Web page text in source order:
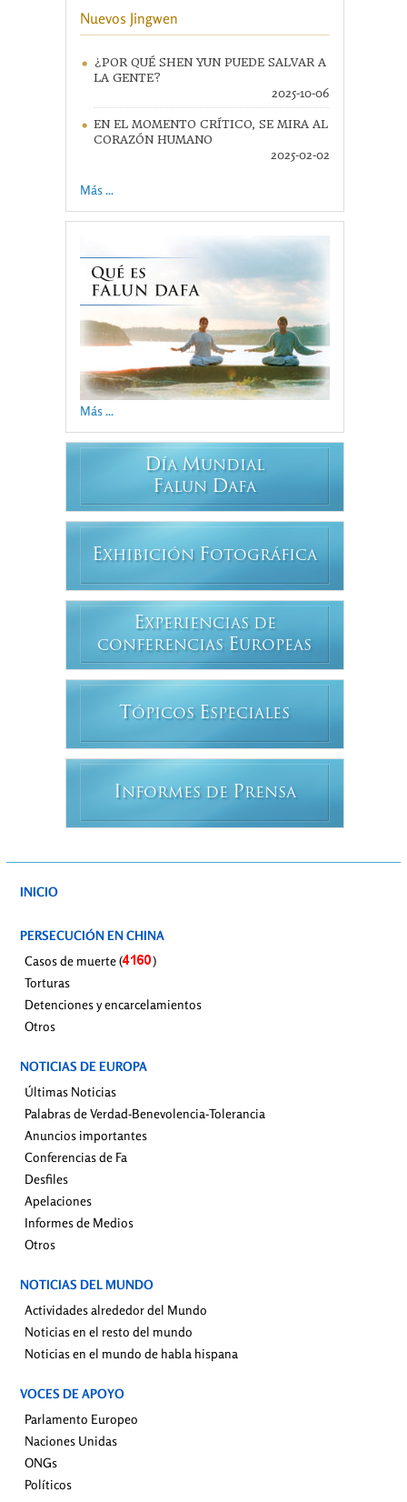
Nuevos Jingwen
¿POR QUÉ SHEN YUN PUEDE SALVAR A
LA GENTE?
2025-10-06
EN EL MOMENTO CRÍTICO, SE MIRA AL
CORAZÓN HUMANO
2025-02-02
Más ...
Más ...
DÍA MUNDIAL
FALUN DAFA
EXHIBICIÓN FOTOGRÁFICA
EXPERIENCIAS DE
CONFERENCIAS EUROPEAS
TÓPICOS ESPECIALES
INFORMES DE PRENSA
INICIO
PERSECUCIÓN EN CHINA
Casos de muerte (
)
Torturas
Detenciones y encarcelamientos
Otros
NOTICIAS DE EUROPA
Últimas Noticias
Palabras de Verdad-Benevolencia-Tolerancia
Anuncios importantes
Conferencias de Fa
Desfiles
Apelaciones
Informes de Medios
Otros
NOTICIAS DEL MUNDO
Actividades alrededor del Mundo
Noticias en el resto del mundo
Noticias en el mundo de habla hispana
VOCES DE APOYO
Parlamento Europeo
Naciones Unidas
ONGs
Políticos